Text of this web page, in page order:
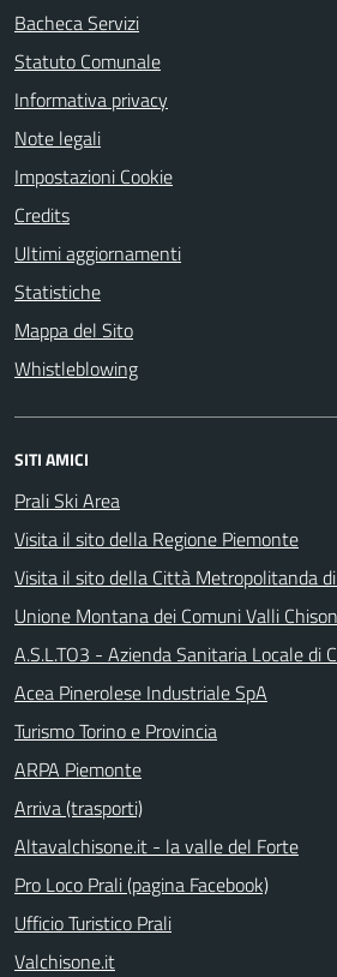
Bacheca Servizi
Statuto Comunale
Informativa privacy
Note legali
Impostazioni Cookie
Credits
Ultimi aggiornamenti
Statistiche
Mappa del Sito
Whistleblowing
SITI AMICI
Prali Ski Area
Visita il sito della Regione Piemonte
Visita il sito della Città Metropolitanda
Unione Montana dei Comuni Valli
A.S.L.TO3 - Azienda Sanitaria Locale di
Acea Pinerolese Industriale SpA
Turismo Torino e Provincia
ARPA Piemonte
Arriva (trasporti)
Altavalchisone.it - la valle del Forte
Pro Loco Prali (pagina Facebook)
Ufficio Turistico Prali
Valchisone.it